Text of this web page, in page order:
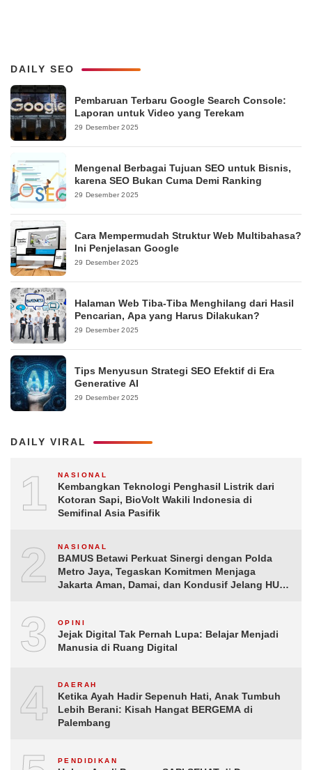
DAILY SEO
Pembaruan Terbaru Google Search Console:
Laporan untuk Video yang Terekam
29 Desember 2025
Mengenal Berbagai Tujuan SEO untuk Bisnis,
karena SEO Bukan Cuma Demi Ranking
29 Desember 2025
Cara Mempermudah Struktur Web Multibahasa?
Ini Penjelasan Google
29 Desember 2025
Halaman Web Tiba-Tiba Menghilang dari Hasil
Pencarian, Apa yang Harus Dilakukan?
29 Desember 2025
Tips Menyusun Strategi SEO Efektif di Era
Generative AI
29 Desember 2025
DAILY VIRAL
1 NASIONAL
Kembangkan Teknologi Penghasil Listrik dari
Kotoran Sapi, BioVolt Wakili Indonesia di
Semifinal Asia Pasifik
2 NASIONAL
BAMUS Betawi Perkuat Sinergi dengan Polda
Metro Jaya, Tegaskan Komitmen Menjaga
Jakarta Aman, Damai, dan Kondusif Jelang HUT
3 OPINI
Jejak Digital Tak Pernah Lupa: Belajar Menjadi
Manusia di Ruang Digital
4 DAERAH
Ketika Ayah Hadir Sepenuh Hati, Anak Tumbuh
Lebih Berani: Kisah Hangat BERGEMA di
Palembang
PENDIDIKAN